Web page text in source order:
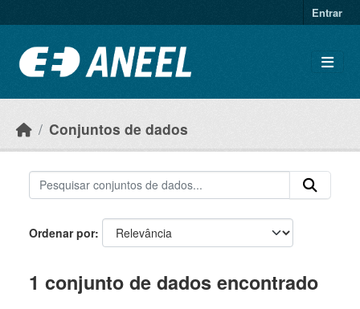
Entrar
Conjuntos de dados
Ordenar por
1 conjunto de dados encontrado